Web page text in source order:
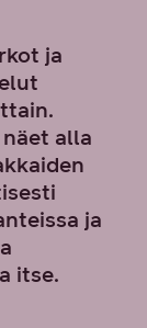
ja
alla
ja
itse.